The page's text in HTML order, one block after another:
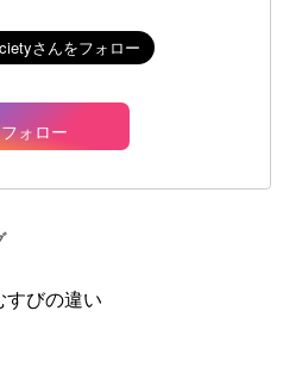
フォロー
すびの違い